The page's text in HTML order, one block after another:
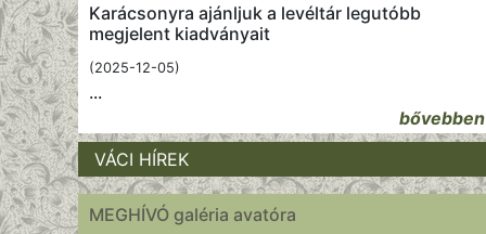
Karácsonyra ajánljuk a levéltár legutóbb
megjelent kiadványait
(2025-12-05)
...
bővebben
VÁCI HÍREK
MEGHÍVÓ galéria avatóra